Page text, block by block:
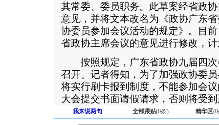
其常委、委员职务。此草案经省政
意见，并将文本改名为《政协广东
协委员参加会议活动的规定》。目
省政协主席会议的意见进行修改，
按照规定，广东省政协九届四次
召开。记者得知，为了加强政协委
将实行刷卡报到制度，不能参加会
大会提交书面请假请求，否则将受
我来说两句 全部跟贴(0条) 精华区(0